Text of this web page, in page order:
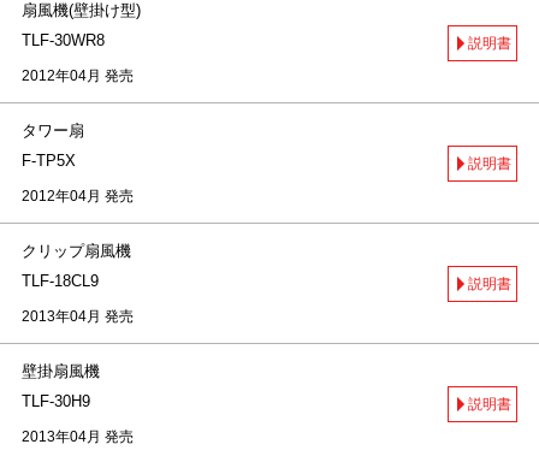
扇風機(壁掛け型)
TLF-30WR8
2012年04月 発売
説明書
タワー扇
F-TP5X
2012年04月 発売
説明書
クリップ扇風機
TLF-18CL9
2013年04月 発売
説明書
壁掛扇風機
TLF-30H9
2013年04月 発売
説明書